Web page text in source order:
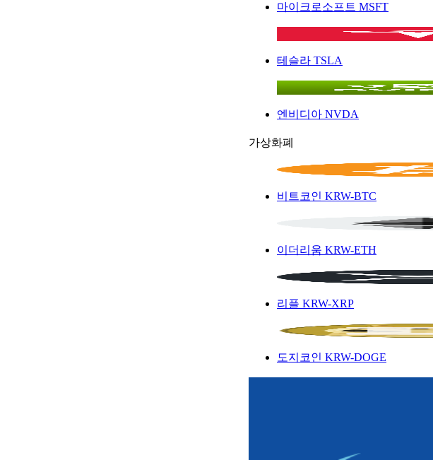
마이크로소프트 MSFT
테슬라 TSLA
엔비디아 NVDA
가상화폐
비트코인 KRW-BTC
이더리움 KRW-ETH
리플 KRW-XRP
도지코인 KRW-DOGE